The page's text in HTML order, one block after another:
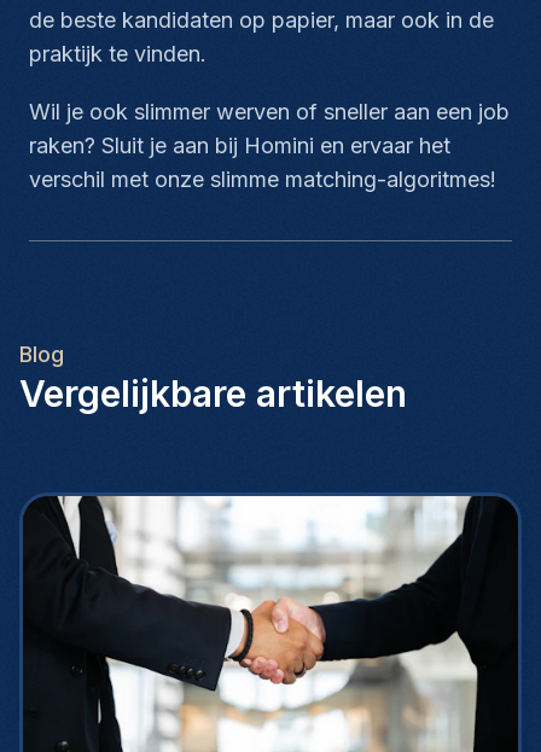
de beste kandidaten op papier, maar ook in de
praktijk te vinden.
Wil je ook slimmer werven of sneller aan een job
raken? Sluit je aan bij Homini en ervaar het
verschil met onze slimme matching-algoritmes!
Blog
Vergelijkbare artikelen